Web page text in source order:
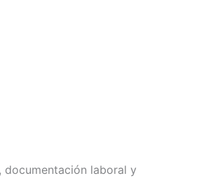
documentación laboral y